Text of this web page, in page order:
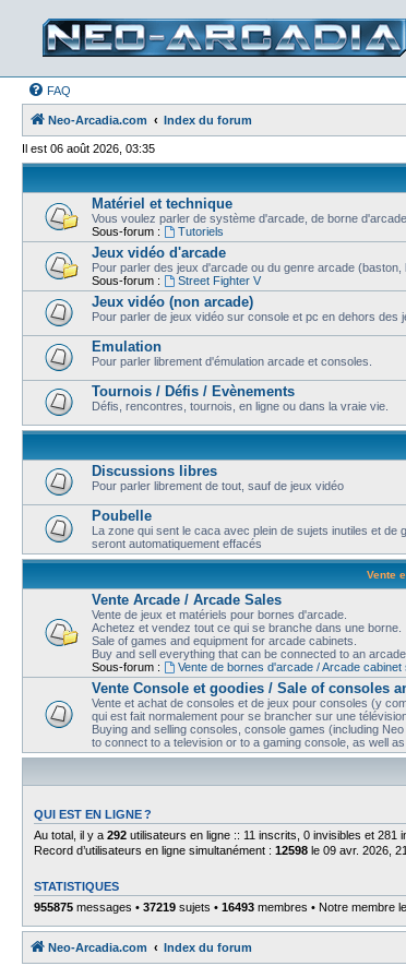
FAQ
Neo-Arcadia.com Index du forum
Il est 06 août 2026, 03:35
Matériel et technique
Vous voulez parler de système d'arcade, de borne
Sous-forum :
Tutoriels
Jeux vidéo d'arcade
Pour parler des jeux d'arcade ou du genre arcade
Sous-forum :
Street Fighter V
Jeux vidéo (non arcade)
Pour parler de jeux vidéo sur console et pc en dehors des
Emulation
Pour parler librement d'émulation arcade et consoles.
Tournois / Défis / Evènements
Défis, rencontres, tournois, en ligne ou dans la vraie vie.
Discussions libres
Pour parler librement de tout, sauf de jeux vidéo
Poubelle
La zone qui sent le caca avec plein de sujets inutiles et
seront automatiquement effacés
Vente
Vente Arcade / Arcade Sales
Vente de jeux et matériels pour bornes d'arcade.
Achetez et vendez tout ce qui se branche dans une borne.
Sale of games and equipment for arcade cabinets.
Buy and sell everything that can be connected to an arcade
Sous-forum :
Vente de bornes d'arcade / Arcade cabinet
Vente Console et goodies / Sale of consoles
Vente et achat de consoles et de jeux pour consoles (y
qui est fait normalement pour se brancher sur une
Buying and selling consoles, console games (including
to connect to a television or to a gaming console, as well as
QUI EST EN LIGNE ?
Au total, il y a 292 utilisateurs en ligne :: 11 inscrits, 0 invisibles et 281
Record d’utilisateurs en ligne simultanément : 12598 le 09 avr. 2026,
STATISTIQUES
955875 messages • 37219 sujets • 16493 membres • Notre membre
Neo-Arcadia.com Index du forum